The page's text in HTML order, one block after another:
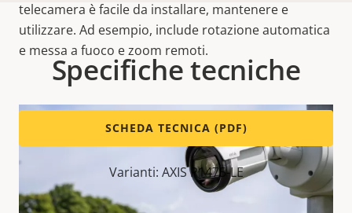
telecamera è facile da installare, mantenere e
utilizzare. Ad esempio, include rotazione automatica
e messa a fuoco e zoom remoti.
Specifiche tecniche
SCHEDA TECNICA (PDF)
Varianti: AXIS P1475-LE